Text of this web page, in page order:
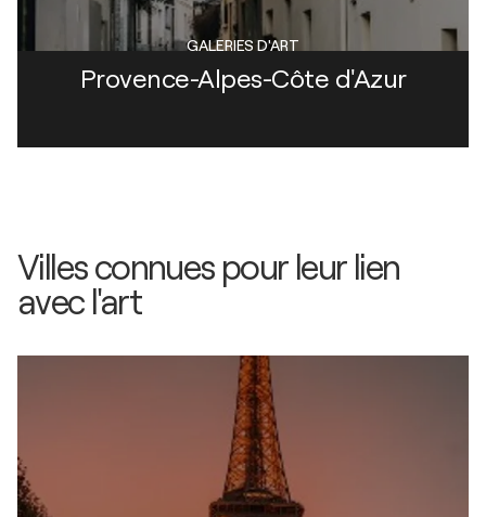
Provence-Alpes-Côte d'Azur
GALERIES D'ART
Villes connues pour leur lien
avec l'art